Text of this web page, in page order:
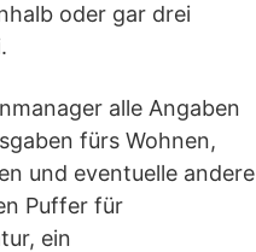
oder gar drei
alle Angaben
fürs Wohnen,
und eventuelle andere
Puffer für
ein